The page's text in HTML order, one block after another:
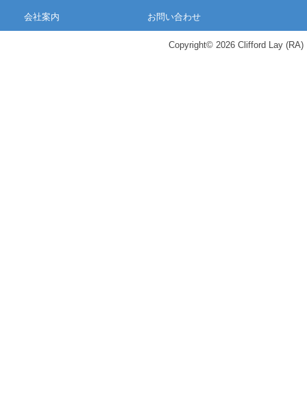
会社案内 お問い合わせ
Copyright© 2026 Clifford Lay